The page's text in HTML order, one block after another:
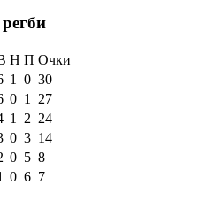
Н П Очки
1 0 30
0 1
27
1 2 24
0 3 14
0 5 8
0 6 7